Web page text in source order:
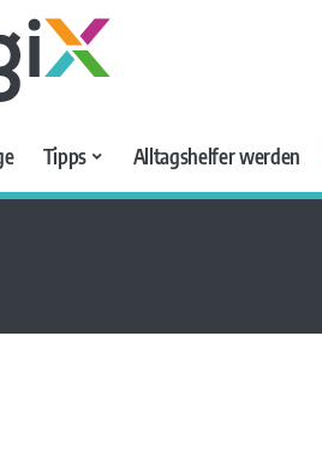
Tipps Alltagshelfer werden